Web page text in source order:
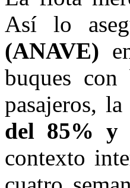
Así lo
(ANAVE)
buques con
pasajeros,
del 85% y
contexto